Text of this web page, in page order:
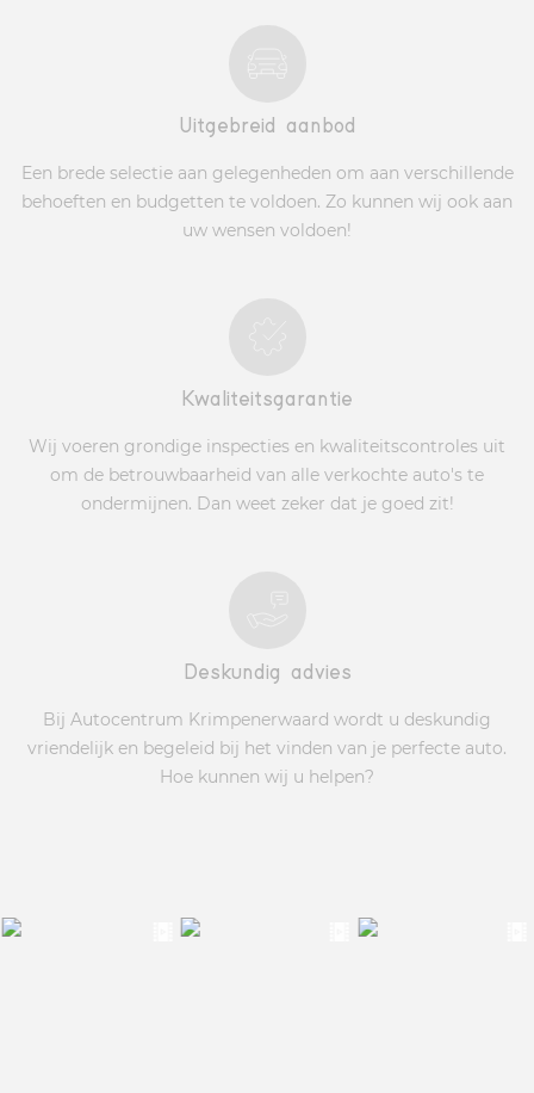
Uitgebreid aanbod
Een brede selectie aan gelegenheden om aan verschillende
behoeften en budgetten te voldoen. Zo kunnen wij ook aan
uw wensen voldoen!
Kwaliteitsgarantie
Wij voeren grondige inspecties en kwaliteitscontroles uit
om de betrouwbaarheid van alle verkochte auto's te
ondermijnen. Dan weet zeker dat je goed zit!
Deskundig advies
Bij Autocentrum Krimpenerwaard wordt u deskundig
vriendelijk en begeleid bij het vinden van je perfecte auto.
Hoe kunnen wij u helpen?